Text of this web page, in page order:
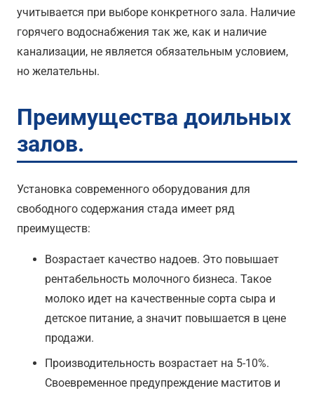
учитывается при выборе конкретного зала. Наличие
горячего водоснабжения так же, как и наличие
канализации, не является обязательным условием,
но желательны.
Преимущества доильных
залов.
Установка современного оборудования для
свободного содержания стада имеет ряд
преимуществ:
Возрастает качество надоев. Это повышает
рентабельность молочного бизнеса. Такое
молоко идет на качественные сорта сыра и
детское питание, а значит повышается в цене
продажи.
Производительность возрастает на 5-10%.
Своевременное предупреждение маститов и